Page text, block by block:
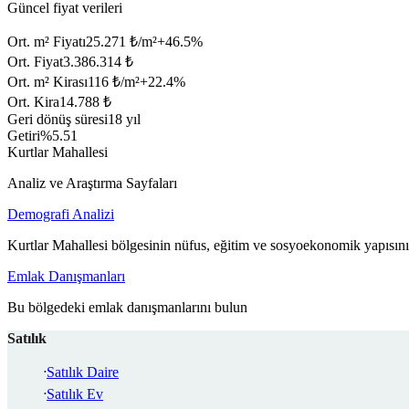
Güncel fiyat verileri
Ort. m² Fiyatı25.271 ₺/m²+46.5%
Ort. Fiyat3.386.314 ₺
Ort. m² Kirası116 ₺/m²+22.4%
Ort. Kira14.788 ₺
Geri dönüş süresi18 yıl
Getiri%5.51
Kurtlar Mahallesi
Analiz ve Araştırma Sayfaları
Demografi Analizi
Kurtlar Mahallesi bölgesinin nüfus, eğitim ve sosyoekonomik
Emlak Danışmanları
Bu bölgedeki emlak danışmanlarını bulun
Satılık
Satılık Daire
Satılık Ev